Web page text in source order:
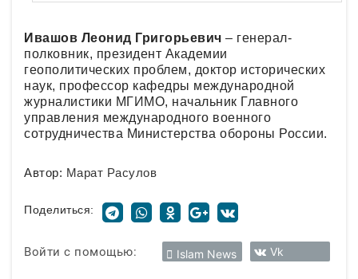
Ивашов Леонид Григорьевич – генерал-
полковник, президент Академии
геополитических проблем, доктор исторических
наук, профессор кафедры международной
журналистики МГИМО, начальник Главного
управления международного военного
сотрудничества Министерства обороны России.
Автор: Марат Расулов
Поделиться:
Войти с помощью: Islam News Vk